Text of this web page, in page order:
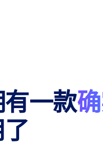
一款